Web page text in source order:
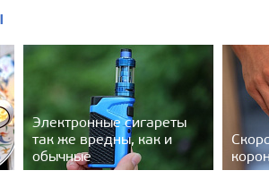
Электронные сигареты
так же вредны, как и
обычные